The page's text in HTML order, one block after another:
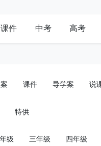
课件 中考 高考
课件 导学案 说
特供
级 三年级 四年级